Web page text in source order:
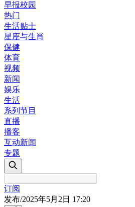
早报校园
热门
生活贴士
星座与生肖
保健
体育
视频
新闻
娱乐
生活
系列节目
直播
播客
互动新闻
专题
订阅
发布/2025年5月2日 17:20